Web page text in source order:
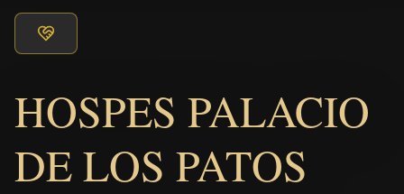
HOSPES PALACIO
DE LOS PATOS